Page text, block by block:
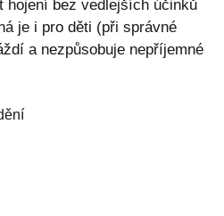
hojení bez vedlejších účinků
je i pro děti (při správné
a nezpůsobuje nepříjemné